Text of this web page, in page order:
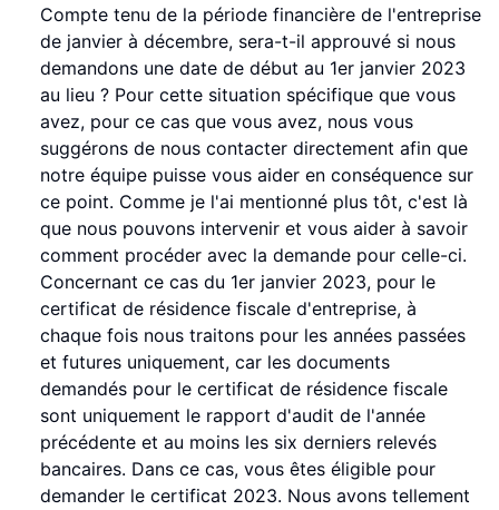
Compte tenu de la période financière de l'entreprise
de janvier à décembre, sera-t-il approuvé si nous
demandons une date de début au 1er janvier 2023
au lieu ? Pour cette situation spécifique que vous
avez, pour ce cas que vous avez, nous vous
suggérons de nous contacter directement afin que
notre équipe puisse vous aider en conséquence sur
ce point. Comme je l'ai mentionné plus tôt, c'est là
que nous pouvons intervenir et vous aider à savoir
comment procéder avec la demande pour celle-ci.
Concernant ce cas du 1er janvier 2023, pour le
certificat de résidence fiscale d'entreprise, à
chaque fois nous traitons pour les années passées
et futures uniquement, car les documents
demandés pour le certificat de résidence fiscale
sont uniquement le rapport d'audit de l'année
précédente et au moins les six derniers relevés
bancaires. Dans ce cas, vous êtes éligible pour
demander le certificat 2023. Nous avons tellement